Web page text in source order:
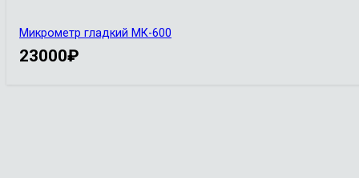
Микрометр гладкий МК-600
23000₽